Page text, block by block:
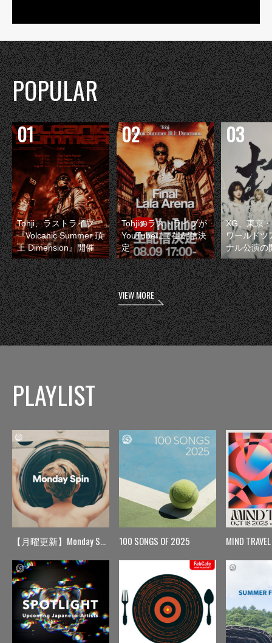
POPULAR
Tohji、ラストライブ
『Volcanic Summer 頂
上 Dimension』開催
Tohjiのラストライブが
YouTubeにて生配信決
定
XG、東京
ワールドツ
ナル公演の
VIEW MORE
PLAYLIST
【月曜更新】Monday Spin 100 SONGS OF 2025 MIND TRAVEL